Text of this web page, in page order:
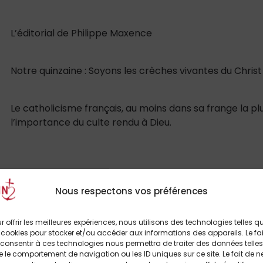
Nous respectons vos préférences
offrir les meilleures expériences, nous utilisons des technologies telles
pour stocker et/ou accéder aux informations des appareils. Le
à ces technologies nous permettra de traiter des données telles
le comportement de navigation ou les ID uniques sur ce site. Le fait de
L’éditorial de Philippe Maxence
Notre quinzaine : Soyons les crèches vivantes du
Le catholicisme français, au moins dans sa frange la
l’importance du culte rendu à Dieu.
Initiative chrétienne
« Chapitre Sainte-Madeleine » : des jeunes